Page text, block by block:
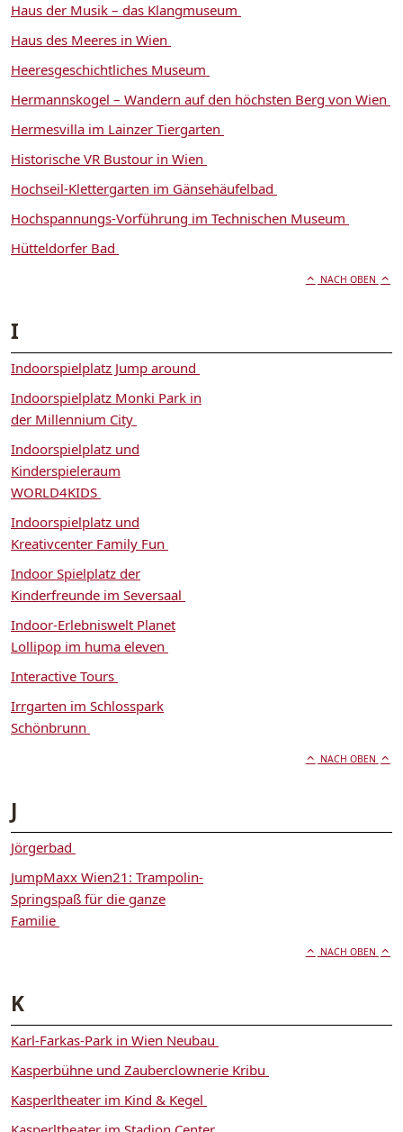
Haus der Musik – das Klangmuseum
Haus des Meeres in Wien
Heeresgeschichtliches Museum
Hermannskogel – Wandern auf den höchsten Berg von Wien
Hermesvilla im Lainzer Tiergarten
Historische VR Bustour in Wien
Hochseil-Klettergarten im Gänsehäufelbad
Hochspannungs-Vorführung im Technischen Museum
Hütteldorfer Bad
NACH OBEN
I
Indoorspielplatz Jump around
Indoorspielplatz Monki Park in
der Millennium City
Indoorspielplatz und
Kinderspieleraum
WORLD4KIDS
Indoorspielplatz und
Kreativcenter Family Fun
Indoor Spielplatz der
Kinderfreunde im Seversaal
Indoor-Erlebniswelt Planet
Lollipop im huma eleven
Interactive Tours
Irrgarten im Schlosspark
Schönbrunn
NACH OBEN
J
Jörgerbad
JumpMaxx Wien21: Trampolin-
Springspaß für die ganze
Familie
NACH OBEN
K
Karl-Farkas-Park in Wien Neubau
Kasperbühne und Zauberclownerie Kribu
Kasperltheater im Kind & Kegel